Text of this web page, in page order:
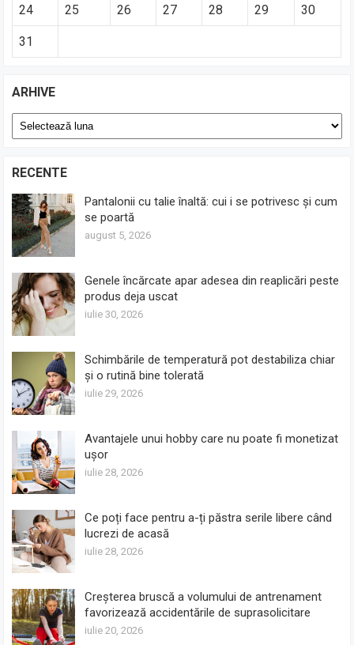
24 25 26 27 28 29 30
31
ARHIVE
Arhive
RECENTE
Pantalonii cu talie înaltă: cui i se potrivesc și cum
se poartă
august 5, 2026
Genele încărcate apar adesea din reaplicări peste
produs deja uscat
iulie 30, 2026
Schimbările de temperatură pot destabiliza chiar
și o rutină bine tolerată
iulie 29, 2026
Avantajele unui hobby care nu poate fi monetizat
ușor
iulie 28, 2026
Ce poți face pentru a-ți păstra serile libere când
lucrezi de acasă
iulie 28, 2026
Creșterea bruscă a volumului de antrenament
favorizează accidentările de suprasolicitare
iulie 20, 2026